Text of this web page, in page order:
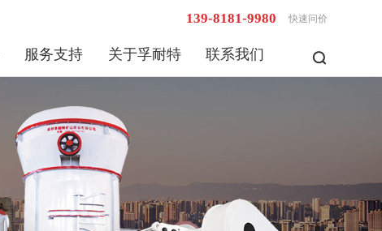
139-8181-9980 快速问价
服务支持 关于孚耐特 联系我们 